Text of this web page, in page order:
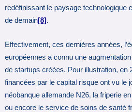
redéfinissant le paysage technologique
de demain[8].
Effectivement, ces dernières années,
européennes a connu une
de startups créées. Pour illustration, en
financées par le capital risque ont vu le
néobanque allemande N26, la friperie
ou encore le service de soins de santé